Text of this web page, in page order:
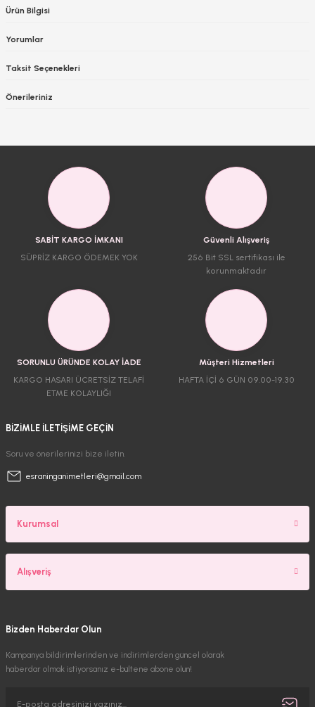
Ürün Bilgisi
Yorumlar
Taksit Seçenekleri
Önerileriniz
SABİT KARGO İMKANI
SÜPRİZ KARGO ÖDEMEK YOK
Güvenli Alışveriş
256 Bit SSL sertifikası ile
korunmaktadır
SORUNLU ÜRÜNDE KOLAY İADE
KARGO HASARI ÜCRETSİZ TELAFİ
ETME KOLAYLIĞI
Müşteri Hizmetleri
HAFTA İÇİ 6 GÜN 09.00-19.30
BİZİMLE İLETİŞİME GEÇİN
Soru ve önerilerinizi bize iletin.
esraninganimetleri@gmail.com
Kurumsal
Alışveriş
Bizden Haberdar Olun
Kampanya bildirimlerinden ve indirimlerden güncel olarak
haberdar olmak istiyorsanız e-bültene abone olun!